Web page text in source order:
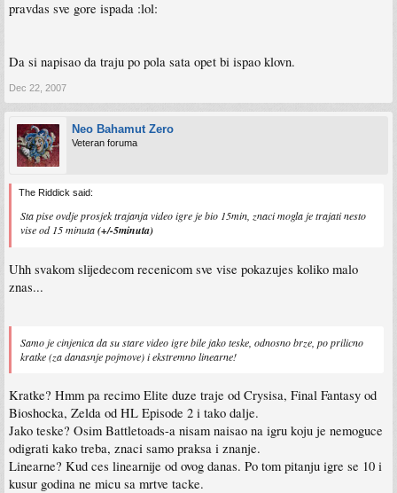
pravdas sve gore ispada :lol:
Da si napisao da traju po pola sata opet bi ispao klovn.
Dec 22, 2007
Neo Bahamut Zero
Veteran foruma
The Riddick said:
Sta pise ovdje prosjek trajanja video igre je bio 15min, znaci mogla je trajati nesto
vise od 15 minuta(+/-5minuta)
Uhh svakom slijedecom recenicom sve vise pokazujes koliko malo
znas...
Samo je cinjenica da su stare video igre bile jako teske, odnosno brze, po prilicno
kratke (za danasnje pojmove) i ekstremno linearne!
Kratke? Hmm pa recimo Elite duze traje od Crysisa, Final Fantasy od
Bioshocka, Zelda od HL Episode 2 i tako dalje.
Jako teske? Osim Battletoads-a nisam naisao na igru koju je nemoguce
odigrati kako treba, znaci samo praksa i znanje.
Linearne? Kud ces linearnije od ovog danas. Po tom pitanju igre se 10 i
kusur godina ne micu sa mrtve tacke.